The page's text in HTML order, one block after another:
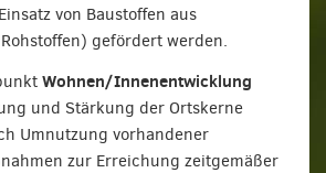
von Baustoffen aus
gefördert werden.
Wohnen/Innenentwicklung
und Stärkung der Ortskerne
Umnutzung vorhandener
zur Erreichung zeitgemäßer